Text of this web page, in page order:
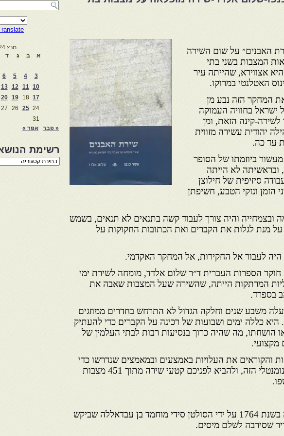
האבנים״ על שום השירה
המצבות בשני בתי
היא אצווירא, שהייתה עיר
האטלנטי במרוקו.
המחקר הזה נבע מן
ישראל בחוויה העמוקה
קינה הזאת, ומן
יהודית עשירה מזווית
עד כה.
ביוזמתו של הסופר
ובראשיתה לא הייתה
סיזיפית של חילוצן
הזמן ונזקי הטבע, חשיפתן
ובצמחייה והיה צורך לעבוד קשה בתנאים לא תנאים, בשמש
מנת לגלות את הקברים ואת הכתובות החקוקות על
לעבור אל החקירות, אל המחקר האקדמי.
הספרות העברית ד״ר שלום אלדד, מומחה לשירת ימי
המרתקות הייתה, שהשירה שעל המצבות שאבה את
בספרד.
משבע שנים וחלקה הגדול לא התרחש בחדרים ממוזגים
היא כללה ימים ושבועות של רכינה על הקברים כדי להעתיק
הושחתו, מה שהיה כרוך בנסיעות רבות לבתי העלמין של
מקצועי.
והקוראים את העלויות באמצעים ובמאמצים שנדרשו כדי
להגשים את הפרויקט המונומנטלי הזה, ולהביא לפניכם קטעי שירה מתוך 451 מצבות
מוגדור היא אצווירא נוסדה בשנת 1764 על ידי הסולטן סידי מוחמד בן עבדאללה שביקש
שסירבה לשלם מיסים.
מרץ 2024
א
ב ג ד
3
4
5
6
10
11
12
13
17
18
19
20
24
25
26
27
31
« פבר
אפר »
רשימת
רשימת
הנושאים